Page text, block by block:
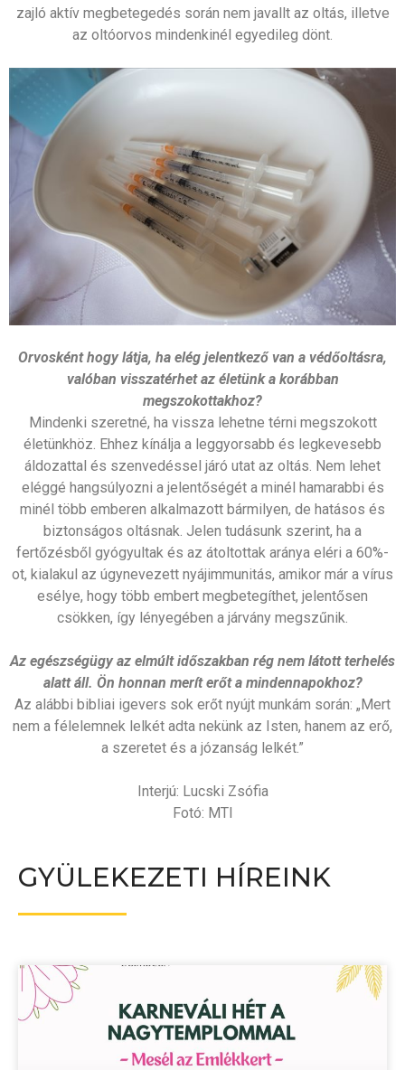
zajló aktív megbetegedés során nem javallt az oltás, illetve
az oltóorvos mindenkinél egyedileg dönt.
Orvosként hogy látja, ha elég jelentkező van a védőoltásra,
valóban visszatérhet az életünk a korábban
megszokottakhoz?
Mindenki szeretné, ha vissza lehetne térni megszokott
életünkhöz. Ehhez kínálja a leggyorsabb és legkevesebb
áldozattal és szenvedéssel járó utat az oltás. Nem lehet
eléggé hangsúlyozni a jelentőségét a minél hamarabbi és
minél több emberen alkalmazott bármilyen, de hatásos és
biztonságos oltásnak. Jelen tudásunk szerint, ha a
fertőzésből gyógyultak és az átoltottak aránya eléri a 60%-
ot, kialakul az úgynevezett nyájimmunitás, amikor már a vírus
esélye, hogy több embert megbetegíthet, jelentősen
csökken, így lényegében a járvány megszűnik.
Az egészségügy az elmúlt időszakban rég nem látott terhelés
alatt áll. Ön honnan merít erőt a mindennapokhoz?
Az alábbi bibliai igevers sok erőt nyújt munkám során: „Mert
nem a félelemnek lelkét adta nekünk az Isten, hanem az erő,
a szeretet és a józanság lelkét.”
Interjú: Lucski Zsófia
Fotó: MTI
GYÜLEKEZETI HÍREINK